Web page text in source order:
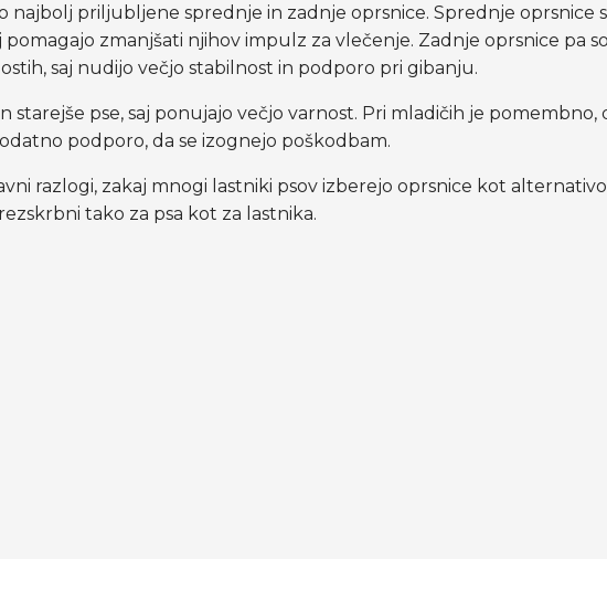
najbolj priljubljene sprednje in zadnje oprsnice. Sprednje oprsnice
zmanjšati njihov impulz za vlečenje. Zadnje oprsnice pa
saj nudijo večjo stabilnost in podporo pri gibanju.
starejše pse, saj ponujajo večjo varnost. Pri mladičih je
podporo, da se izognejo poškodbam.
razlogi, zakaj mnogi lastniki psov izberejo oprsnice kot
tako za psa kot za lastnika.